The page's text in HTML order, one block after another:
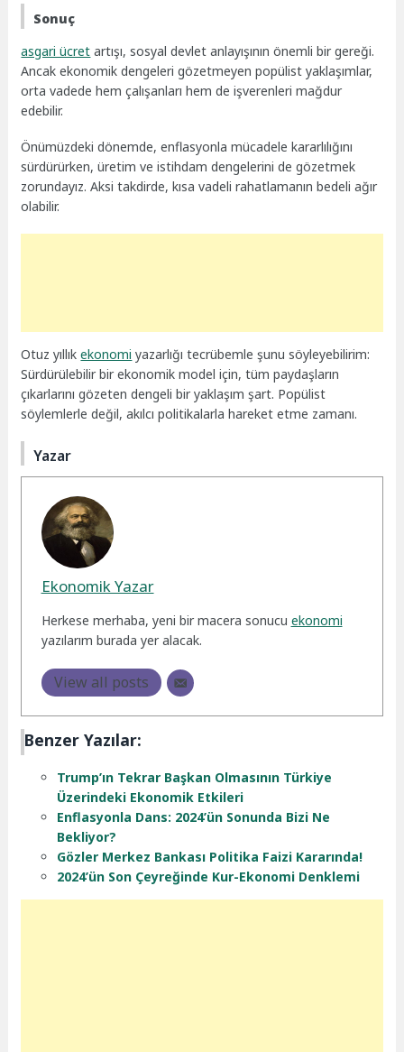
Sonuç
asgari ücret artışı, sosyal devlet anlayışının önemli bir gereği.
Ancak ekonomik dengeleri gözetmeyen popülist yaklaşımlar,
orta vadede hem çalışanları hem de işverenleri mağdur
edebilir.
Önümüzdeki dönemde, enflasyonla mücadele kararlılığını
sürdürürken, üretim ve istihdam dengelerini de gözetmek
zorundayız. Aksi takdirde, kısa vadeli rahatlamanın bedeli ağır
olabilir.
Otuz yıllıkekonomi yazarlığı tecrübemle şunu söyleyebilirim:
Sürdürülebilir bir ekonomik model için, tüm paydaşların
çıkarlarını gözeten dengeli bir yaklaşım şart. Popülist
söylemlerle değil, akılcı politikalarla hareket etme zamanı.
Yazar
Ekonomik Yazar
Herkese merhaba, yeni bir macera sonucu ekonomi
yazılarım burada yer alacak.
View all posts
Benzer Yazılar:
Trump’ın Tekrar Başkan Olmasının Türkiye
Üzerindeki Ekonomik Etkileri
Enflasyonla Dans: 2024’ün Sonunda Bizi Ne
Bekliyor?
Gözler Merkez Bankası Politika Faizi Kararında!
2024’ün Son Çeyreğinde Kur-Ekonomi Denklemi